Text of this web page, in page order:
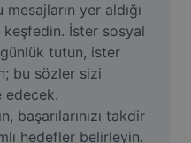
yer aldığı
İster sosyal
tutun, ister
bu sözler sizi
edecek.
başarılarınızı takdir
hedefler belirleyin.